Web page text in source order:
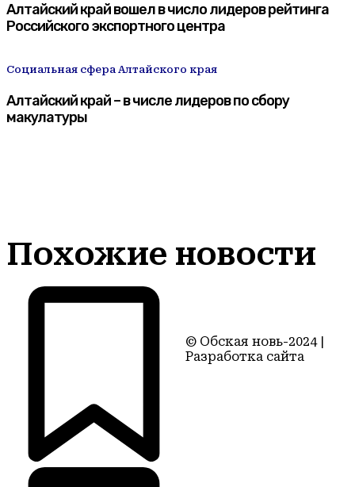
Алтайский край вошел в число лидеров рейтинга
Российского экспортного центра
Социальная сфера Алтайского края
Алтайский край – в числе лидеров по сбору
макулатуры
Похожие новости
© Обская новь-2024 |
Разработка сайта